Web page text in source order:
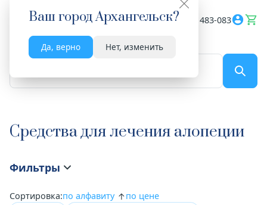
Ваш городАрхангельск?
Да, верно Нет, изменить
Весь сайт 8182 483-083
Средства для лечения алопеции
Фильтры
Сортировка:по алфавиту по цене